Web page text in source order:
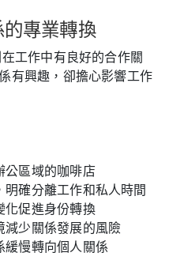
專業轉換
工作中有良好的合作關
有興趣，卻擔心影響工作
公區域的咖啡店
明確分離工作和私人時間
化促進身份轉換
減少關係發展的風險
緩慢轉向個人關係